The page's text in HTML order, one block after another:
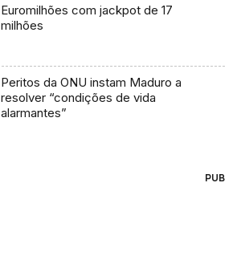
Euromilhões com jackpot de 17
milhões
Peritos da ONU instam Maduro a
resolver “condições de vida
alarmantes”
PUB